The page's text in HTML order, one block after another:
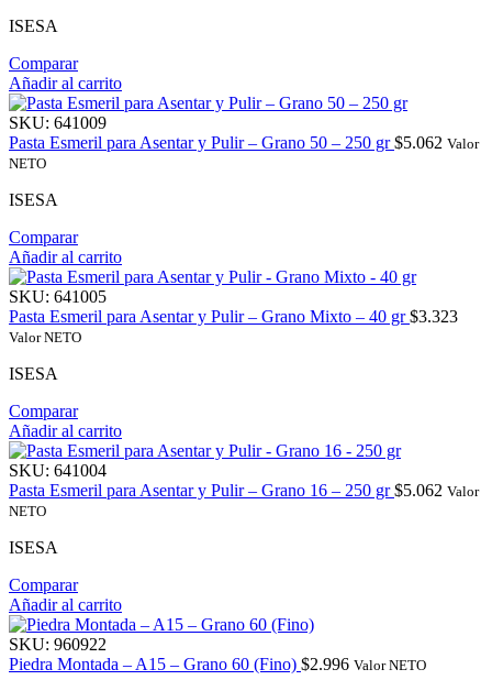
ISESA
Comparar
Añadir al carrito
SKU: 641009
Pasta Esmeril para Asentar y Pulir – Grano 50 – 250 gr$5.062 Valor
NETO
ISESA
Comparar
Añadir al carrito
SKU: 641005
Pasta Esmeril para Asentar y Pulir – Grano Mixto – 40 gr$3.323
Valor NETO
ISESA
Comparar
Añadir al carrito
SKU: 641004
Pasta Esmeril para Asentar y Pulir – Grano 16 – 250 gr$5.062 Valor
NETO
ISESA
Comparar
Añadir al carrito
SKU: 960922
Piedra Montada – A15 – Grano 60 (Fino) $2.996 Valor NETO